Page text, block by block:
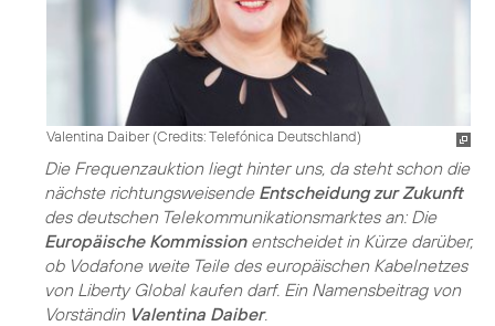
Valentina Daiber (Credits: Telefónica Deutschland)
Die Frequenzauktion liegt hinter uns, da steht schon die
nächste richtungsweisende Entscheidung zur Zukunft
des deutschen Telekommunikationsmarktes an: Die
Europäische Kommissionentscheidet in Kürze darüber,
ob Vodafone weite Teile des europäischen Kabelnetzes
von Liberty Global kaufen darf. Ein Namensbeitrag von
Vorständin Valentina Daiber.